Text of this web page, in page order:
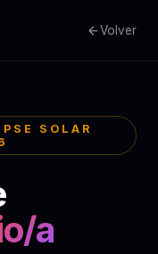
Volver
SOLAR
a